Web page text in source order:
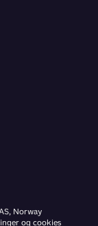
Norway
og cookies